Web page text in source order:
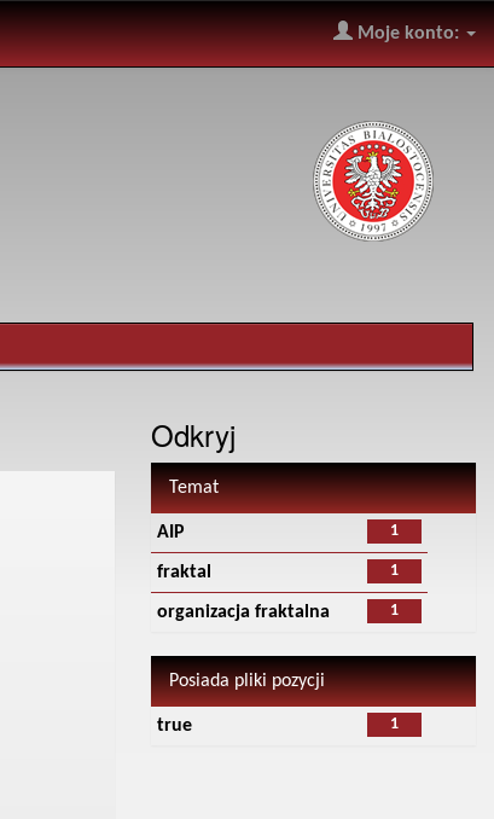
Moje konto:
Odkryj
Temat
1
AIP
1
fraktal
1
organizacja fraktalna
Posiada pliki pozycji
1
true